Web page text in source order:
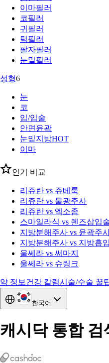
이마필러
코필러
귀필러
턱필러
팔자필러
눈밑필러
성형6
눈
코
입/입술
안면윤곽
눈밑지방HOT
이마
인기 비교
리쥬란 vs 쥬베룩
리쥬란 vs 물광주사
리쥬란 vs 엑소좀
스마일라식 vs 렌즈삽입
지방분해주사 vs 윤곽주
지방분해주사 vs 지방흡입
울쎄라 vs 써마지
울쎄라 vs 슈링크
약 정보 건강 칼럼시술/수술 꿀
한국어
캐시닥 통합 검